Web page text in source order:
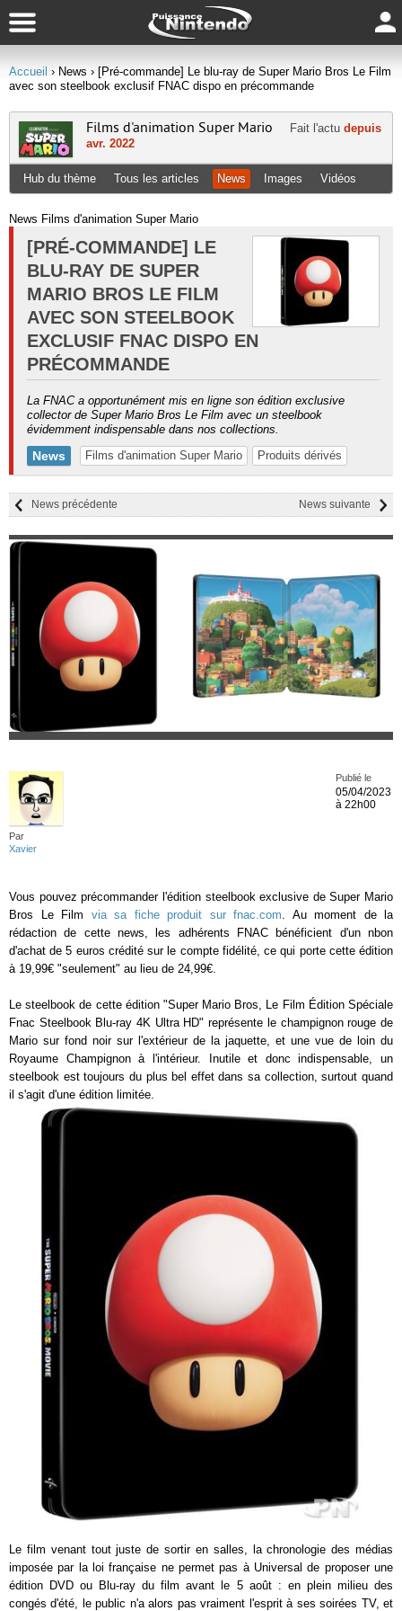
Accueil › News › [Pré-commande] Le blu-ray de Super Mario Bros Le Film
avec son steelbook exclusif FNAC dispo en précommande
Films d'animation Super Mario Fait l'actu depuis
avr. 2022
Hub du thème Tous les articles News Images Vidéos
News Films d'animation Super Mario
[PRÉ-COMMANDE] LE
BLU-RAY DE SUPER
MARIO BROS LE FILM
AVEC SON STEELBOOK
EXCLUSIF FNAC DISPO EN
PRÉCOMMANDE
La FNAC a opportunément mis en ligne son édition exclusive
collector de Super Mario Bros Le Film avec un steelbook
évidemment indispensable dans nos collections.
News Films d'animation Super Mario Produits dérivés
News suivante
News précédente
Par
Xavier
Publié le
05/04/2023
à 22h00
Vous pouvez précommander l'édition steelbook exclusive de Super Mario
Bros Le Film via sa fiche produit sur fnac.com. Au moment de la
rédaction de cette news, les adhérents FNAC bénéficient d'un nbon
d'achat de 5 euros crédité sur le compte fidélité, ce qui porte cette édition
à 19,99€ "seulement" au lieu de 24,99€.
Le steelbook de cette édition "Super Mario Bros, Le Film Édition Spéciale
Fnac Steelbook Blu-ray 4K Ultra HD" représente le champignon rouge de
Mario sur fond noir sur l'extérieur de la jaquette, et une vue de loin du
Royaume Champignon à l'intérieur. Inutile et donc indispensable, un
steelbook est toujours du plus bel effet dans sa collection, surtout quand
il s'agit d'une édition limitée.
Le film venant tout juste de sortir en salles, la chronologie des médias
imposée par la loi française ne permet pas à Universal de proposer une
édition DVD ou Blu-ray du film avant le 5 août : en plein milieu des
congés d'été, le public n'a alors pas vraiment l'esprit à ses soirées TV, et